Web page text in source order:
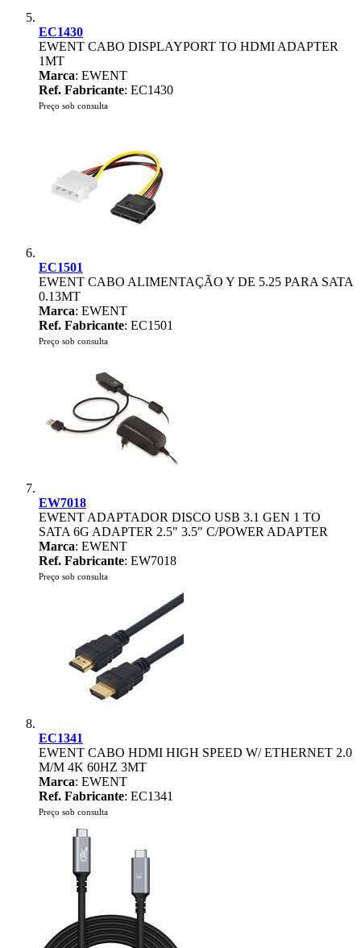
EC1430
EWENT CABO DISPLAYPORT TO HDMI ADAPTER
1MT
Marca: EWENT
Ref. Fabricante: EC1430
Preço sob consulta
EC1501
EWENT CABO ALIMENTAÇÃO Y DE 5.25 PARA SATA
0.13MT
Marca: EWENT
Ref. Fabricante: EC1501
Preço sob consulta
EW7018
EWENT ADAPTADOR DISCO USB 3.1 GEN 1 TO
SATA 6G ADAPTER 2.5" 3.5" C/POWER ADAPTER
Marca: EWENT
Ref. Fabricante: EW7018
Preço sob consulta
EC1341
EWENT CABO HDMI HIGH SPEED W/ ETHERNET 2.0
M/M 4K 60HZ 3MT
Marca: EWENT
Ref. Fabricante: EC1341
Preço sob consulta